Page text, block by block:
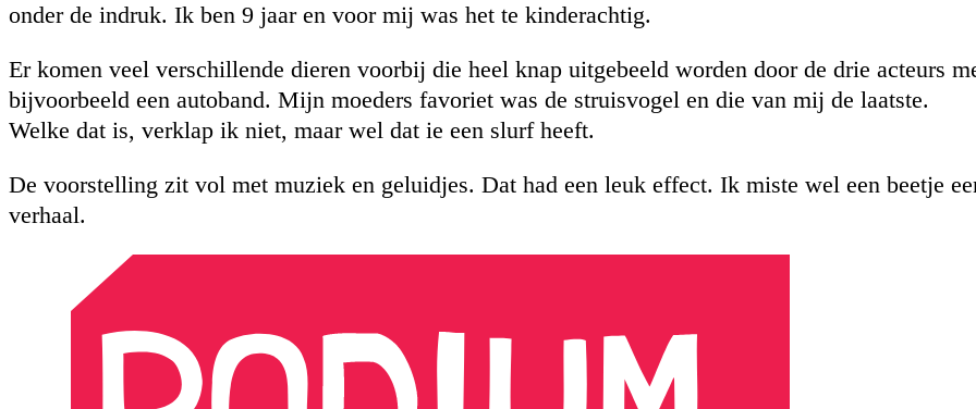
onder de indruk. Ik ben 9 jaar en voor mij was het te kinderachtig.
Er komen veel verschillende dieren voorbij die heel knap uitgebeeld worden door de drie acteurs
bijvoorbeeld een autoband. Mijn moeders favoriet was de struisvogel en die van mij de laatste.
Welke dat is, verklap ik niet, maar wel dat ie een slurf heeft.
De voorstelling zit vol met muziek en geluidjes. Dat had een leuk effect. Ik miste wel een beetje
verhaal.